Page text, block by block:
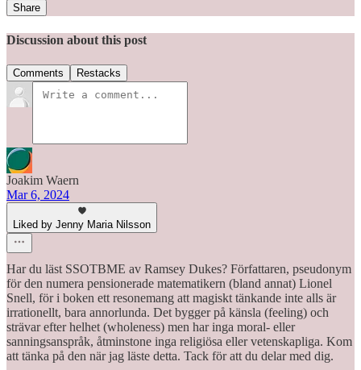
Share
Discussion about this post
Comments Restacks
Joakim Waern
Mar 6, 2024
Liked by Jenny Maria Nilsson
Har du läst SSOTBME av Ramsey Dukes? Författaren, pseudonym
för den numera pensionerade matematikern (bland annat) Lionel
Snell, för i boken ett resonemang att magiskt tänkande inte alls är
irrationellt, bara annorlunda. Det bygger på känsla (feeling) och
strävar efter helhet (wholeness) men har inga moral- eller
sanningsanspråk, åtminstone inga religiösa eller vetenskapliga. Kom
att tänka på den när jag läste detta. Tack för att du delar med dig.